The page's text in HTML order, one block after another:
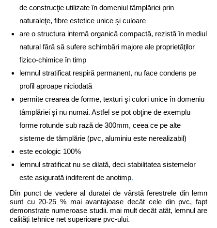
de construcţie utilizate în domeniul tâmplăriei prin
naturaleţe, fibre estetice unice şi culoare
are o structura internă organică compactă, rezistă în mediul
natural fără să sufere schimbări majore ale proprietăţilor
fizico-chimice în timp
lemnul stratificat respiră permanent, nu face condens pe
profil aproape niciodată
permite crearea de forme, texturi şi culori unice în domeniu
tâmplăriei şi nu numai. Astfel se pot obţine de exemplu
forme rotunde sub rază de 300mm, ceea ce pe alte
sisteme de tâmplărie (pvc, aluminiu este nerealizabil)
este ecologic 100%
lemnul stratificat nu se dilată, deci stabilitatea sistemelor
este asigurată indiferent de anotimp.
Din punct de vedere al duratei de vârstă ferestrele din lemn
sunt cu 20-25 % mai avantajoase decât cele din pvc, fapt
demonstrate numeroase studii. mai mult decât atât, lemnul are
calități tehnice net superioare pvc-ului.